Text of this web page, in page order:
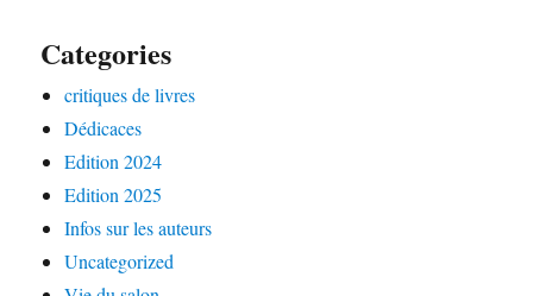
Categories
critiques de livres
Dédicaces
Edition 2024
Edition 2025
Infos sur les auteurs
Uncategorized